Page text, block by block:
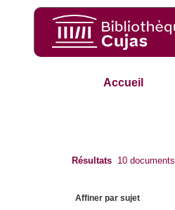
Accueil
Résultats 10 documents
Affiner par sujet